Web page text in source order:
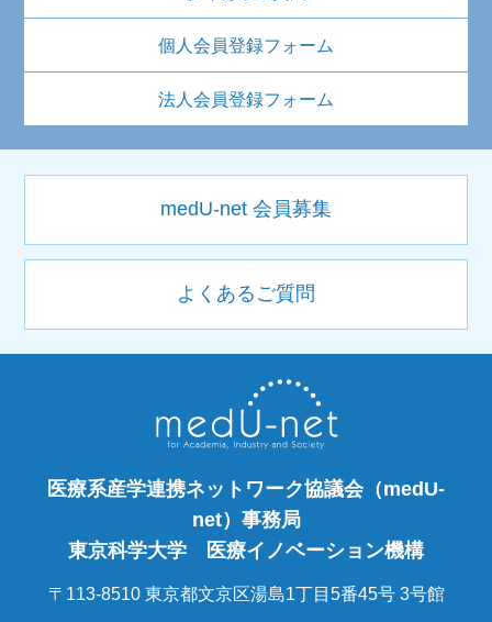
個人会員登録フォーム
法人会員登録フォーム
medU-net 会員募集
よくあるご質問
医療系産学連携ネットワーク協議会（medU-
net）事務局
東京科学大学 医療イノベーション機構
〒113-8510 東京都文京区湯島1丁目5番45号 3号館